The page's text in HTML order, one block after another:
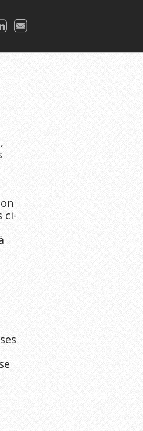
LINKEDIN
ci-